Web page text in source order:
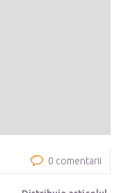
0 comentarii